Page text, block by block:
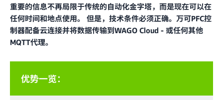
重要的信息不再局限于传统的自动化金字塔，而是现在可以在
任何时间和地点使用。 但是，技术条件必须正确。万可PFC控
制器配备云连接并将数据传输到WAGO Cloud - 或任何其他
MQTT代理。
优势一览：